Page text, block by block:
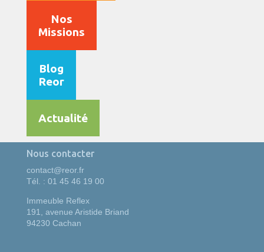
Nos
Missions
Blog
Reor
Actualité
Nous contacter
contact@reor.fr
Tél. : 01 45 46 19 00
Immeuble Reflex
191, avenue Aristide Briand
94230 Cachan